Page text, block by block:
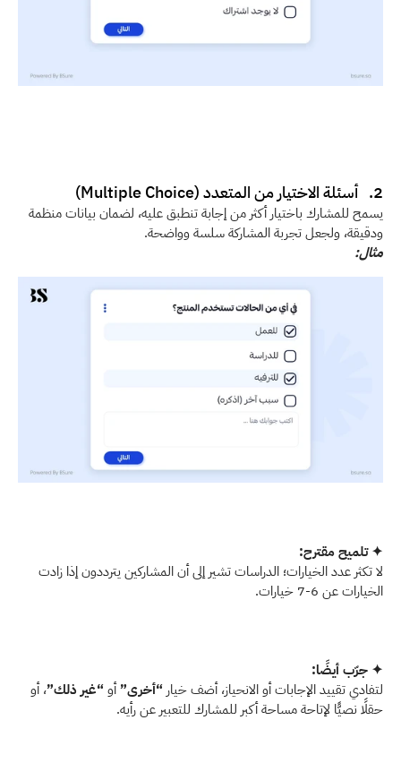
2.   أسئلة الاختيار من المتعدد (Multiple Choice)
ودقيقة، ولجعل تجربة المشاركة سلسة وواضحة.
مثال:
✦ تلميح مقترح:
الخيارات عن 6-7 خيارات.
✦ جرّب أيضًا:
لتفادي تقييد الإجابات أو الانحياز، أضف خيار “أخرى” أو “غير ذلك”
حقلًا نصيًّا لإتاحة مساحة أكبر للمشارك للتعبير عن رأيه.